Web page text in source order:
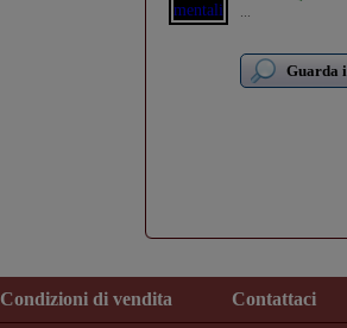
...
Guarda
Condizioni di vendita Contattaci